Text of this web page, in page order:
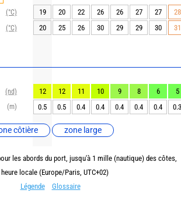
(°C)
(°C)
(nd)
(m)
côtière zone large
19 20 22 26 26 27 27
28
20
25 26 30 29 29 30 31
12 12 11 10 9 8 6
5
0.5
0.5 0.4 0.4 0.4 0.4 0.4 0.3
les abords du port, jusqu'à 1 mille (nautique) des côtes,
heure locale (Europe/Paris, UTC+02)
Légende
Glossaire